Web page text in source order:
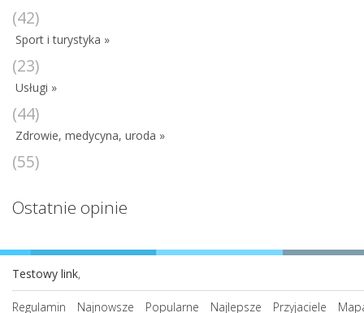
(42)
Sport i turystyka »
(23)
Usługi »
(44)
Zdrowie, medycyna, uroda »
(55)
Ostatnie opinie
Testowy link,
Regulamin Najnowsze Popularne Najlepsze Przyjaciele